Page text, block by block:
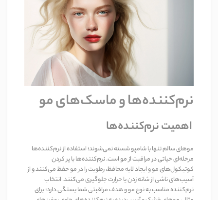
نرم‌کننده‌ها و ماسک‌های مو
اهمیت نرم‌کننده‌ها
موهای سالم تنها با شامپو شسته نمی‌شوند؛ استفاده از نرم‌کننده‌ها
مرحله‌ای حیاتی در مراقبت از مو است. نرم‌کننده‌ها با پر کردن
کوتیکول‌های مو و ایجاد لایه محافظ، رطوبت را در مو حفظ می‌کنند و از
آسیب‌های ناشی از شانه زدن یا حرارت جلوگیری می‌کنند. انتخاب
نرم‌کننده مناسب به نوع مو و هدف مراقبتی شما بستگی دارد؛ برای